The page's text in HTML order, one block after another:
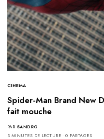
CINEMA
Spider-Man Brand New
fait mouche
PAR SANDRO
3 MINUTES DE LECTURE
0 PARTAGES